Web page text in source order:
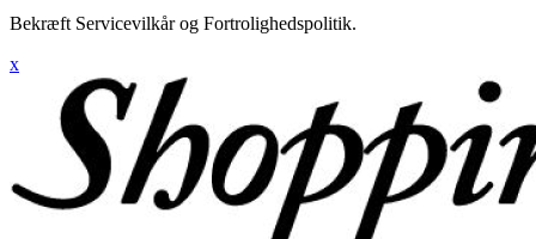
Bekræft Servicevilkår og Fortrolighedspolitik.
x